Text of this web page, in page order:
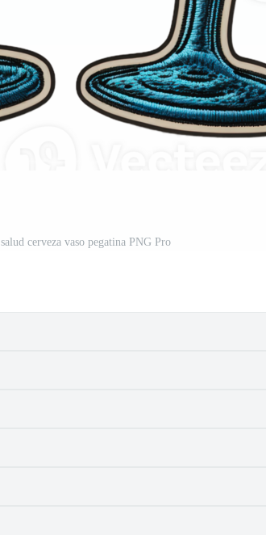
salud cerveza vaso pegatina PNG Pro